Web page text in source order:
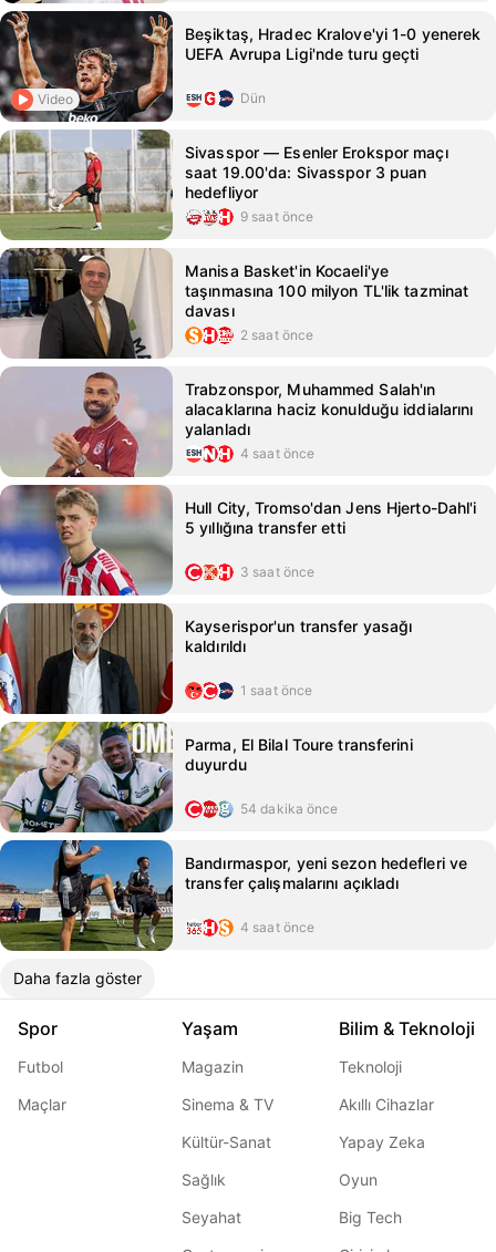
Video
Beşiktaş, Hradec Kralove'yi 1-0 yenerek
UEFA Avrupa Ligi'nde turu geçti
Dün
Sivasspor — Esenler Erokspor maçı
saat 19.00'da: Sivasspor 3 puan
hedefliyor
9 saat önce
Manisa Basket'in Kocaeli'ye
taşınmasına 100 milyon TL'lik tazminat
davası
2 saat önce
Trabzonspor, Muhammed Salah'ın
alacaklarına haciz konulduğu iddialarını
yalanladı
4 saat önce
Hull City, Tromso'dan Jens Hjerto-Dahl'i
5 yıllığına transfer etti
3 saat önce
Kayserispor'un transfer yasağı
kaldırıldı
1 saat önce
Parma, El Bilal Toure transferini
duyurdu
54 dakika önce
Bandırmaspor, yeni sezon hedefleri ve
transfer çalışmalarını açıkladı
4 saat önce
Daha fazla göster
Spor
Futbol
Maçlar
Yaşam
Magazin
Sinema & TV
Kültür-Sanat
Sağlık
Seyahat
Bilim & Teknoloji
Teknoloji
Akıllı Cihazlar
Yapay Zeka
Oyun
Big Tech